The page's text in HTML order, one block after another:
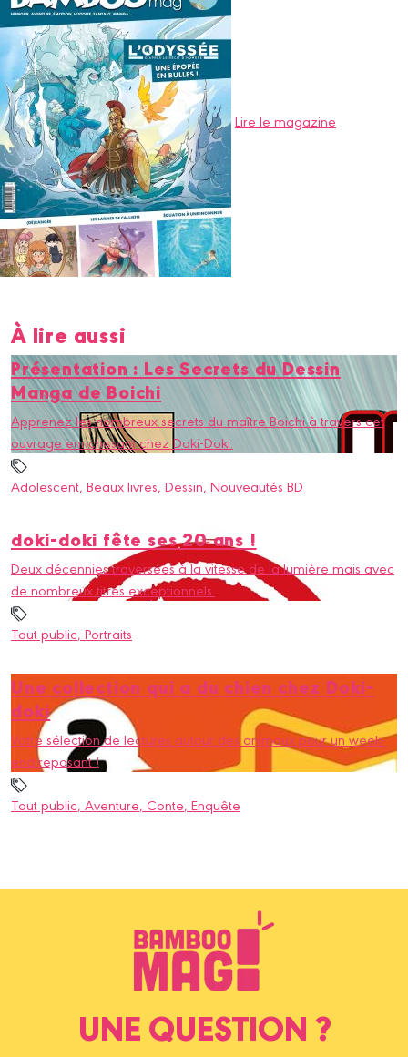
Lire le magazine
À lire aussi
Présentation : Les Secrets du Dessin
Manga de Boichi
Apprenez les nombreux secrets du maître Boichi à travers cet
ouvrage enrichissant chez Doki-Doki.
Adolescent, Beaux livres, Dessin, Nouveautés BD
doki-doki fête ses 20 ans !
Deux décennies traversées à la vitesse de la lumière mais avec
de nombreux titres exceptionnels.
Tout public, Portraits
Une collection qui a du chien chez Doki-
doki
Votre sélection de lectures autour des animaux pour un week-
end reposant !
Tout public, Aventure, Conte, Enquête
UNE QUESTION ?